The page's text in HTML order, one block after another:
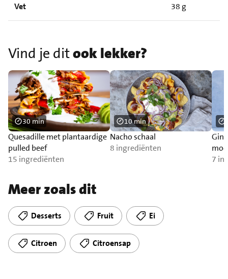
Vet 38 g
Vind je ditook lekker?
Quesadille met plantaardige
pulled beef
15 ingrediënten
30 min
Nacho schaal
8 ingrediënten
10 min
7
Meer zoals dit
Desserts Fruit Ei
Citroen Citroensap